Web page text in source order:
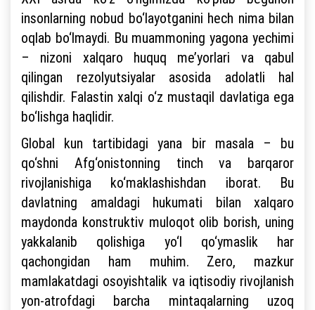
insonlarning nobud bo‘layotganini hech nima bilan
oqlab bo‘lmaydi. Bu muammoning yagona yechimi
– nizoni xalqaro huquq me’yorlari va qabul
qilingan rezolyutsiyalar asosida adolatli hal
qilishdir. Falastin xalqi o‘z mustaqil davlatiga ega
bo‘lishga haqlidir.
Global kun tartibidagi yana bir masala – bu
qo‘shni Afg‘onistonning tinch va barqaror
rivojlanishiga ko‘maklashishdan iborat. Bu
davlatning amaldagi hukumati bilan xalqaro
maydonda konstruktiv muloqot olib borish, uning
yakkalanib qolishiga yo‘l qo‘ymaslik har
qachongidan ham muhim. Zero, mazkur
mamlakatdagi osoyishtalik va iqtisodiy rivojlanish
yon-atrofdagi barcha mintaqalarning uzoq